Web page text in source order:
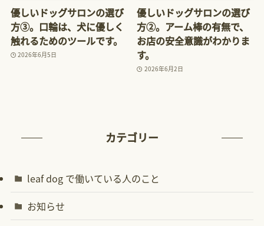
優しいドッグサロンの選び
方③。口輪は、犬に優しく
触れるためのツールです。
2026年6月5日
優しいドッグサロンの選び
方②。アーム棒の有無で、
お店の安全意識がわかりま
す。
2026年6月2日
カテゴリー
leaf dog で働いている人のこと
お知らせ